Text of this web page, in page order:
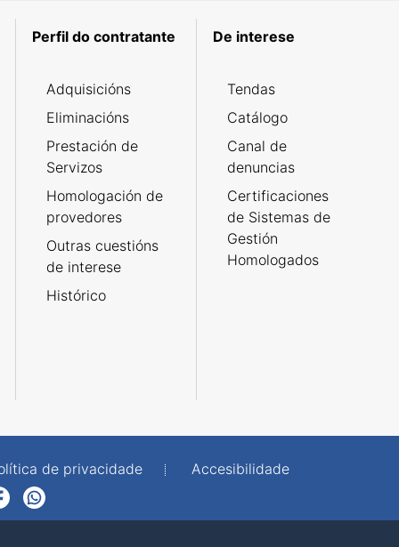
Perfil do contratante
Adquisicións
Eliminacións
Prestación de
Servizos
Homologación de
provedores
Outras cuestións
de interese
Histórico
De interese
Tendas
Catálogo
Canal de
denuncias
Certificaciones
de Sistemas de
Gestión
Homologados
de privacidade
Accesibilidade